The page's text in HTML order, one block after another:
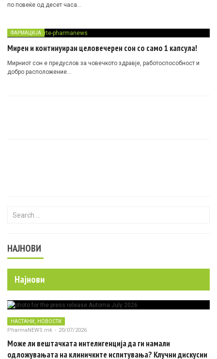
по повеќе од десет часа…
ФАРМАЦИЈА
Мирен и континуиран целовечерен сон со само 1 капсула!
Mирниот сон е предуслов за човечкото здравје, работоспособност и
добро расположение…
Search for:
НАЈНОВИ
Најнови
НАСТАНИ, НОВОСТИ
PharmaNEWS.mk - 20/07/2026
Може ли вештачката интелигенција да ги намали
одложувањата на клиничките испитувања? Клучни дискусии